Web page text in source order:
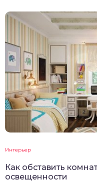
Интерьер
Как обставить
освещенности